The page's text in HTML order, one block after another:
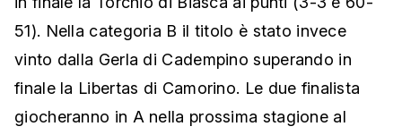
51). Nella categoria B il titolo è stato invece
vinto dalla Gerla di Cadempino superando in
finale la Libertas di Camorino. Le due finalista
giocheranno in A nella prossima stagione al